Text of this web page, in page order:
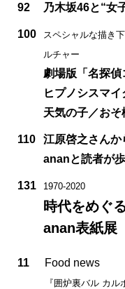
92 乃木坂46と“女
100
スペシャルな描き
ルチャー
劇場版「名探偵
ヒプノシスマイ
天気の子／おそ
110
江原啓之さんか
ananと読者が
131 1970-2020
時代をめぐ
anan表紙展
11 Food news
『囲炉裏バル カ